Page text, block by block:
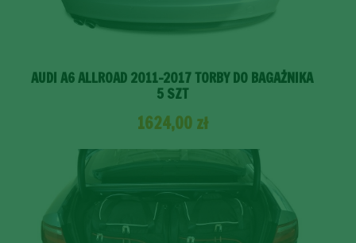
AUDI A6 ALLROAD 2011-2017 TORBY DO BAGAŻNIKA
5 SZT
1624,00 zł